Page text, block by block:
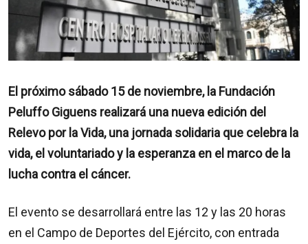
El próximo sábado 15 de noviembre, la Fundación
Peluffo Giguens realizará una nueva edición del
Relevo por la Vida, una jornada solidaria que celebra la
vida, el voluntariado y la esperanza en el marco de la
lucha contra el cáncer.
El evento se desarrollará entre las 12 y las 20 horas
en el Campo de Deportes del Ejército, con entrada